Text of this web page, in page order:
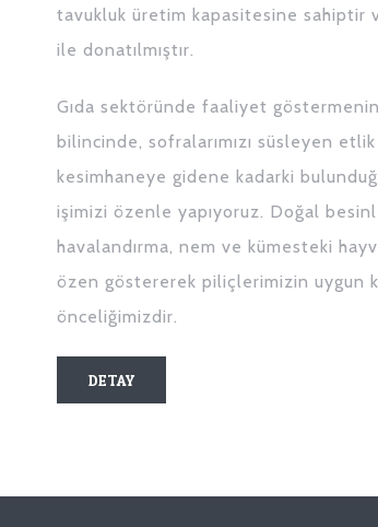
tavukluk üretim kapasitesine sahiptir
ile donatılmıştır.
Gıda sektöründe faaliyet
bilincinde, sofralarımızı süsleyen
kesimhaneye gidene kadarki
işimizi özenle yapıyoruz. Doğal
havalandırma, nem ve kümesteki
özen göstererek piliçlerimizin uygun
önceliğimizdir.
DETAY